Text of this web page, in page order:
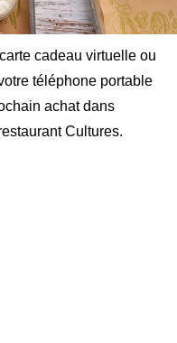
cadeau virtuelle ou
téléphone portable
achat dans
Cultures.